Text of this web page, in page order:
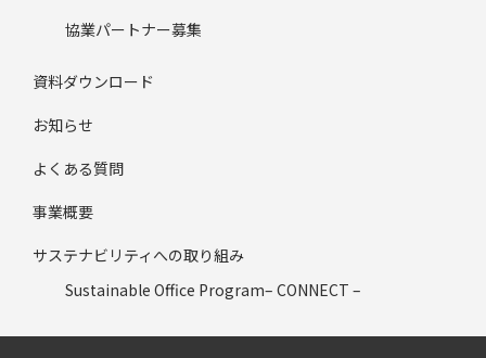
協業パートナー募集
資料ダウンロード
お知らせ
よくある質問
事業概要
サステナビリティへの取り組み
Sustainable Office Program– CONNECT –